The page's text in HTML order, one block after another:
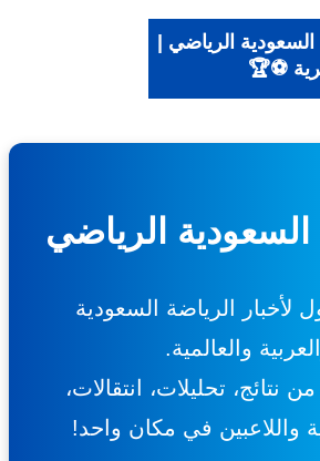
الرياضي |
⚽🏆
الرياضي
الرياضة السعودية
والعالمية.
تحليلات، انتقالات،
واللاعبين في مكان واحد!